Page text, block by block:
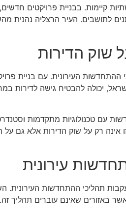
קיימות. בבניית פרויקטים
לתושבים. העיר הרצליה נהנית
שוק הדירות
העירונית. עם בניית
יכולה להבטיח גישה לדירות
עם טכנולוגיות מתקדמות
אינה רק על שוק הדירות אלא גם
עירונית
תהליכי ההתחדשות העירונית.
באזורים שאינם עוברים